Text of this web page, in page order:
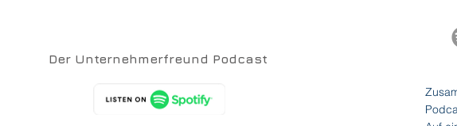
Der Unternehmerfreund Podcast